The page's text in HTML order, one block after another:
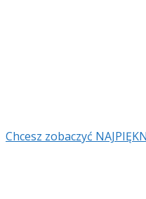
Chcesz zobaczyć